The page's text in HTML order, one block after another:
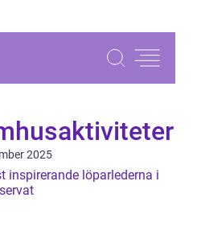
2025
inspirerande löparlederna i